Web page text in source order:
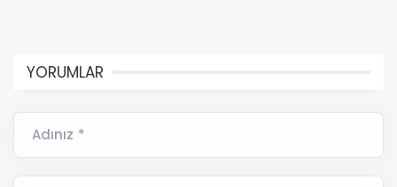
YORUMLAR
Adınız *